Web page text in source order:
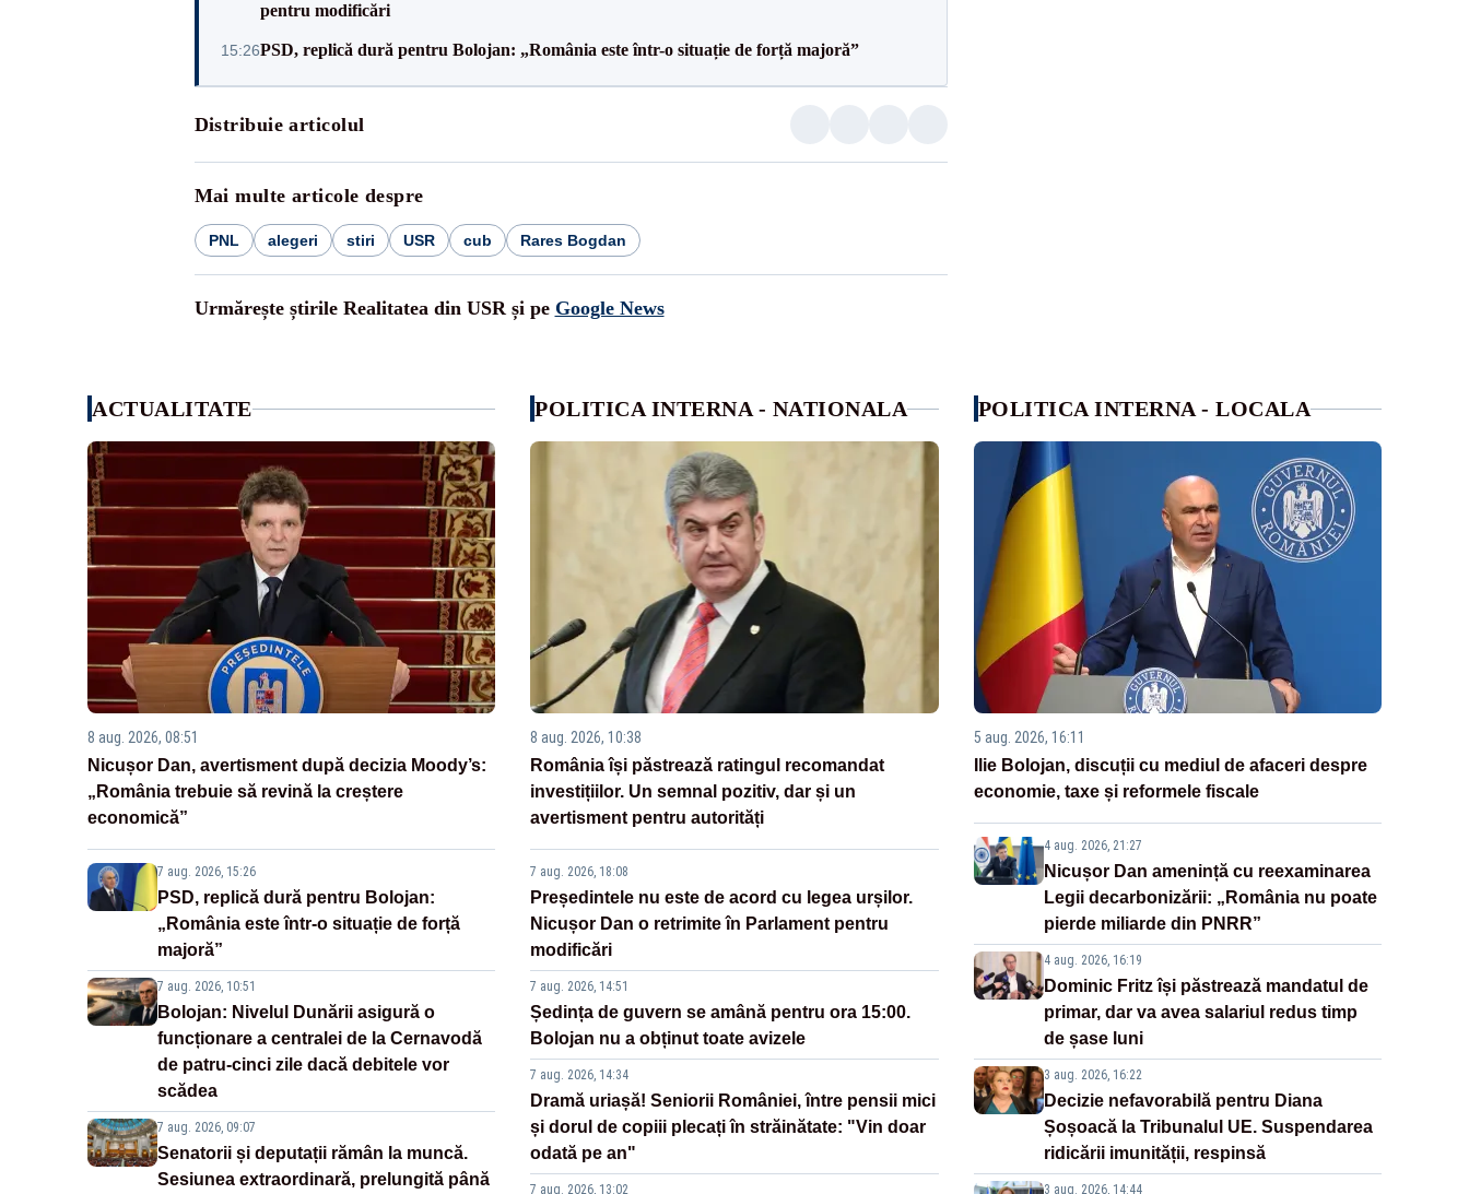
pentru modificări
15:26PSD, replică dură pentru Bolojan: „România este într-o situație de forță majoră”
Distribuie articolul
Mai multe articole despre
PNL alegeri stiri USR cub Rares Bogdan
Urmărește știrile Realitatea din USR și pe Google News
ACTUALITATE
8 aug. 2026, 08:51
Nicușor Dan, avertisment după decizia Moody’s:
„România trebuie să revină la creștere
economică”
7 aug. 2026, 15:26
PSD, replică dură pentru Bolojan:
„România este într-o situație de forță
majoră”
7 aug. 2026, 10:51
Bolojan: Nivelul Dunării asigură o
funcționare a centralei de la Cernavodă
de patru-cinci zile dacă debitele vor
scădea
7 aug. 2026, 09:07
Senatorii și deputații rămân la muncă.
Sesiunea extraordinară, prelungită până
POLITICA INTERNA - NATIONALA
8 aug. 2026, 10:38
România își păstrează ratingul recomandat
investițiilor. Un semnal pozitiv, dar și un
avertisment pentru autorități
7 aug. 2026, 18:08
Președintele nu este de acord cu legea urșilor.
Nicușor Dan o retrimite în Parlament pentru
modificări
7 aug. 2026, 14:51
Ședința de guvern se amână pentru ora 15:00.
Bolojan nu a obținut toate avizele
7 aug. 2026, 14:34
Dramă uriașă! Seniorii României, între pensii mici
și dorul de copiii plecați în străinătate: "Vin doar
odată pe an"
7 aug. 2026, 13:02
POLITICA INTERNA - LOCALA
5 aug. 2026, 16:11
Ilie Bolojan, discuții cu mediul de afaceri despre
economie, taxe și reformele fiscale
4 aug. 2026, 21:27
Nicușor Dan amenință cu reexaminarea
Legii decarbonizării: „România nu poate
pierde miliarde din PNRR”
4 aug. 2026, 16:19
Dominic Fritz își păstrează mandatul de
primar, dar va avea salariul redus timp
de șase luni
3 aug. 2026, 16:22
Decizie nefavorabilă pentru Diana
Șoșoacă la Tribunalul UE. Suspendarea
ridicării imunității, respinsă
3 aug. 2026, 14:44